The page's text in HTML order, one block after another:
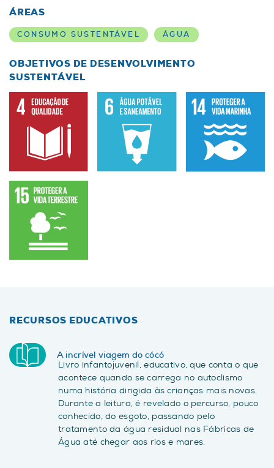
ÁREAS
CONSUMO SUSTENTÁVEL ÁGUA
OBJETIVOS DE DESENVOLVIMENTO
SUSTENTÁVEL
RECURSOS EDUCATIVOS
A incrível viagem do cócó
Livro infantojuvenil, educativo, que conta o que
acontece quando se carrega no autoclismo
numa história dirigida às crianças mais novas.
Durante a leitura, é revelado o percurso, pouco
conhecido, do esgoto, passando pelo
tratamento da água residual nas Fábricas de
Água até chegar aos rios e mares.